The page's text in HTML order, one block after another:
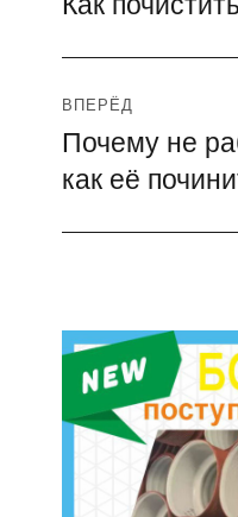
по
записям
ВПЕРЁД
Следующая
запись:
Почему не
как её